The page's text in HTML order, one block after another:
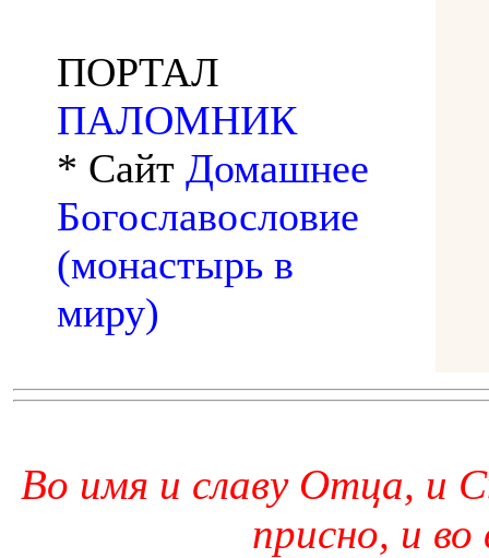
ПОРТАЛ
ПАЛОМНИК
* Сайт Домашнее
Богославословие
(монастырь в
миру)
Во имя и славу Отца, и
присно, и во